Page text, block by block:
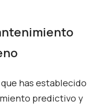
has establecido
predictivo y